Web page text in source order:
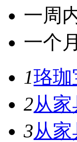
一周
一个月
1珞珈
2从
3从